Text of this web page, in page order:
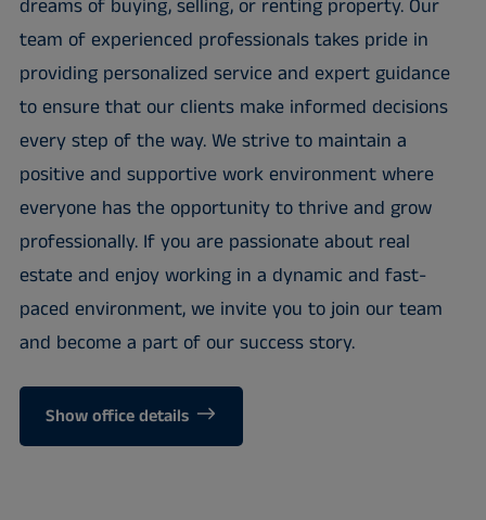
dreams of buying, selling, or renting property. Our
team of experienced professionals takes pride in
providing personalized service and expert guidance
to ensure that our clients make informed decisions
every step of the way. We strive to maintain a
positive and supportive work environment where
everyone has the opportunity to thrive and grow
professionally. If you are passionate about real
estate and enjoy working in a dynamic and fast-
paced environment, we invite you to join our team
and become a part of our success story.
Show office details